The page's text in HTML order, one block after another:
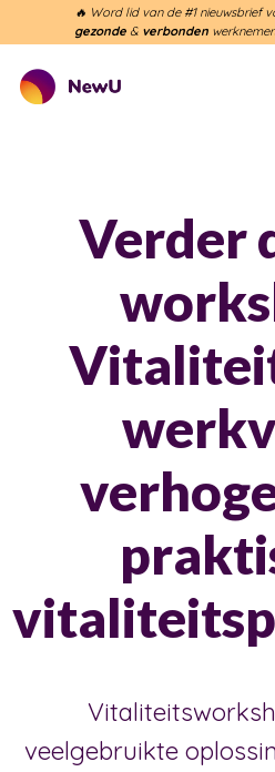
🔥 Word lid van de #1 nieuwsbrief
gezonde & verbonden
Verder
veelgebruikte